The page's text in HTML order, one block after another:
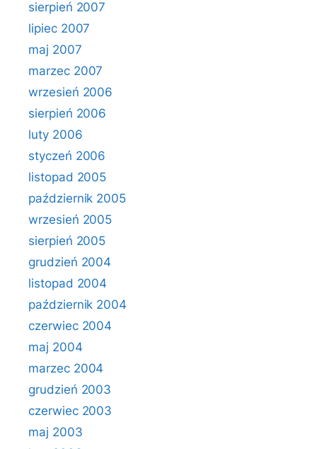
sierpień 2007
lipiec 2007
maj 2007
marzec 2007
wrzesień 2006
sierpień 2006
luty 2006
styczeń 2006
listopad 2005
październik 2005
wrzesień 2005
sierpień 2005
grudzień 2004
listopad 2004
październik 2004
czerwiec 2004
maj 2004
marzec 2004
grudzień 2003
czerwiec 2003
maj 2003